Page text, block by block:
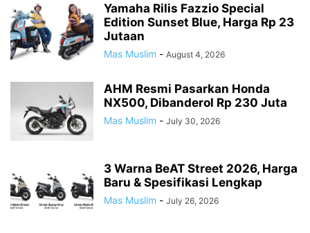
Yamaha Rilis Fazzio Special
Edition Sunset Blue, Harga Rp 23
Jutaan
Mas Muslim - August 4, 2026
AHM Resmi Pasarkan Honda
NX500, Dibanderol Rp 230 Juta
Mas Muslim - July 30, 2026
3 Warna BeAT Street 2026, Harga
Baru & Spesifikasi Lengkap
Mas Muslim - July 26, 2026